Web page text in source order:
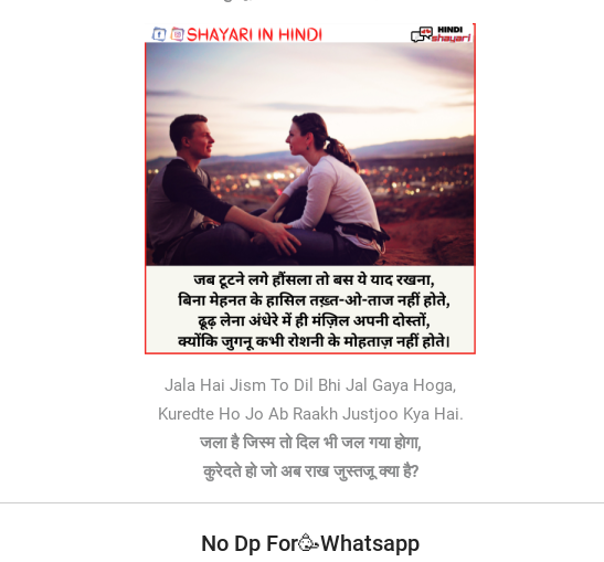
Jala Hai Jism To Dil Bhi Jal Gaya Hoga,
Kuredte Ho Jo Ab Raakh Justjoo Kya Hai.
जला है जिस्म तो दिल भी जल गया होगा,
कुरेदते हो जो अब राख जुस्तजू क्या है?
No Dp For🥳Whatsapp